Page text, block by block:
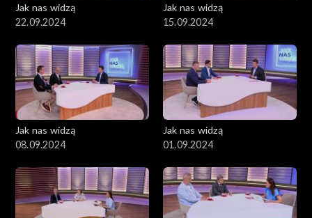
Jak nas widzą
22.09.2024
Jak nas widzą
15.09.2024
Jak nas widzą
08.09.2024
Jak nas widzą
01.09.2024